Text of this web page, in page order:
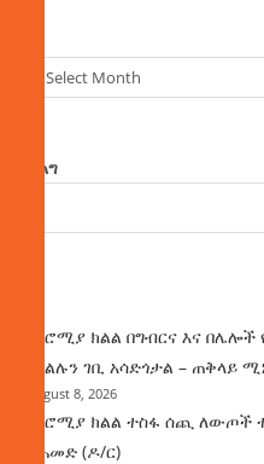
Select Month
ፈልግ
በኦሮሚያ ክልል በግብርና እና
የክልሉን ገቢ አሳድጎታል – ጠቅላይ
August 8, 2026
በኦሮሚያ ክልል ተስፋ ሰጪ ለውጦች
አሕመድ (ዶ/ር)